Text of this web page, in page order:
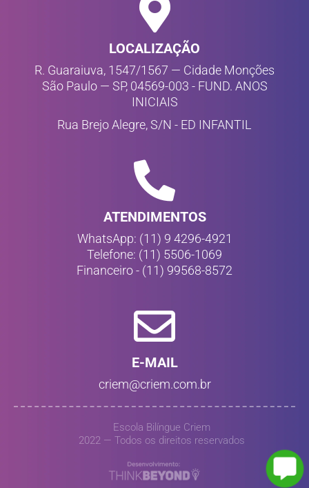
LOCALIZAÇÃO
R. Guaraiuva, 1547/1567 — Cidade Monções
São Paulo — SP, 04569-003 - FUND. ANOS
INICIAIS
Rua Brejo Alegre, S/N - ED INFANTIL
ATENDIMENTOS
WhatsApp: (11) 9 4296-4921
Telefone: (11) 5506-1069
Financeiro - (11) 99568-8572
E-MAIL
criem@criem.com.br
Escola Bilíngue Criem
2022 — Todos os direitos reservados